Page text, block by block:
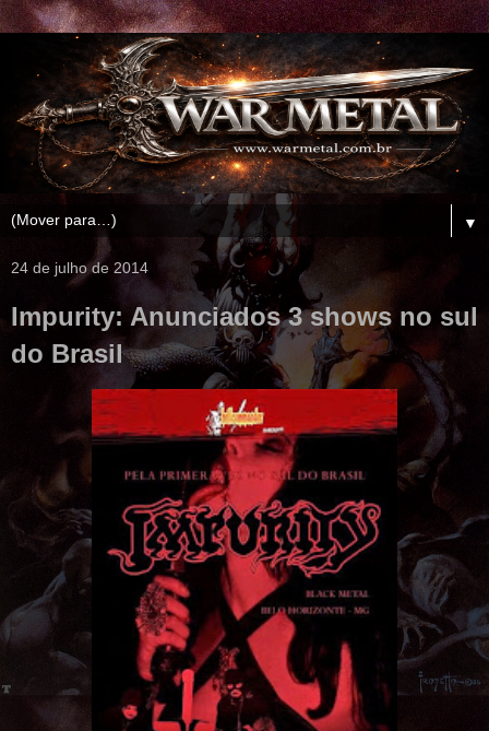
▼
24 de julho de 2014
Impurity: Anunciados 3 shows no sul
do Brasil